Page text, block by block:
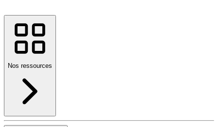
Nos ressources